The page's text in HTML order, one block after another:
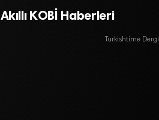
Akıllı KOBİ Haberleri
Turkishtime Dergi